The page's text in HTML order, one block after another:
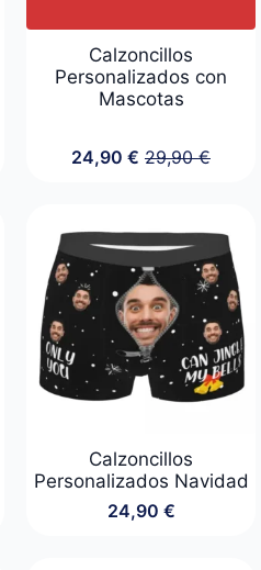
Calzoncillos
Personalizados con
Mascotas
29,90€
El
era:
29,90 €.
24,90€ El
es:
24,90 €.
Calzoncillos
Personalizados Navidad
24,90 €